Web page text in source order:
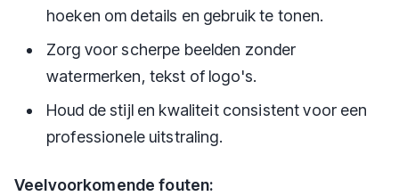
hoeken om details en gebruik te tonen.
Zorg voor scherpe beelden zonder
watermerken, tekst of logo's.
Houd de stijl en kwaliteit consistent voor een
professionele uitstraling.
Veelvoorkomende fouten: